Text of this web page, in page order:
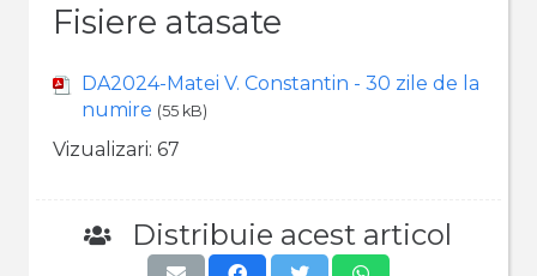
Fisiere atasate
DA2024-Matei V. Constantin - 30 zile de la
numire (55 kB)
Vizualizari: 67
Distribuie acest articol